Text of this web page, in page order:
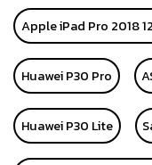
Apple iPad Pro 2018
Huawei P30 Pro
Huawei P30 Lite